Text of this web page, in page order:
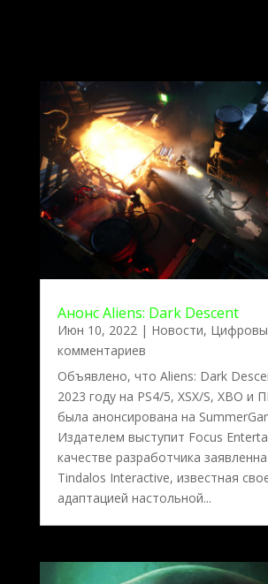
Анонс Aliens: Dark Descent
Июн 10, 2022| Новости,
комментариев
Объявлено, что Aliens: Dark
2023 году на PS4/5, XSX/S, XBO и
была анонсирована на
Издателем выступит Focus
качестве разработчика
Tindalos Interactive, известная
адаптацией настольной...